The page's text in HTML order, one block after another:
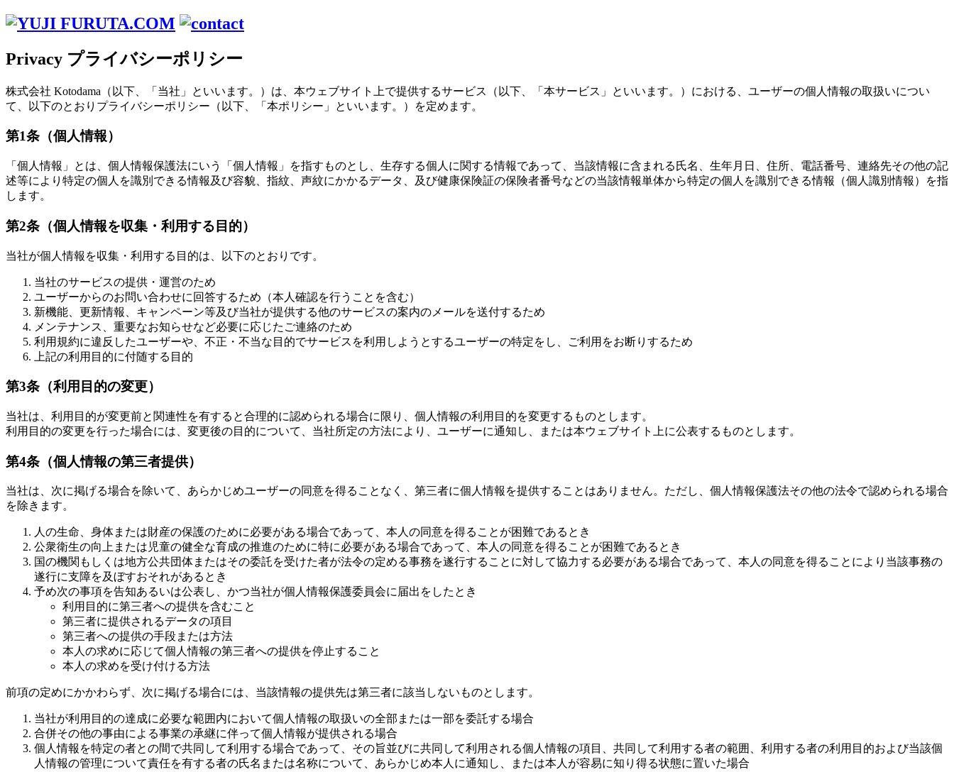
Privacy プライバシーポリシー
株式会社 Kotodama（以下、「当社」といいます。）は、本ウェブサイト上で提供するサービス（以下、「本サービス」といいます。）における、ユーザーの個人情報の取扱いについ
て、以下のとおりプライバシーポリシー（以下、「本ポリシー」といいます。）を定めます。
第1条（個人情報）
「個人情報」とは、個人情報保護法にいう「個人情報」を指すものとし、生存する個人に関する情報であって、当該情報に含まれる氏名、生年月日、住所、電話番号、連絡先その他の記
述等により特定の個人を識別できる情報及び容貌、指紋、声紋にかかるデータ、及び健康保険証の保険者番号などの当該情報単体から特定の個人を識別できる情報（個人識別情報）を指
します。
第2条（個人情報を収集・利用する目的）
当社が個人情報を収集・利用する目的は、以下のとおりです。
当社のサービスの提供・運営のため
ユーザーからのお問い合わせに回答するため（本人確認を行うことを含む）
新機能、更新情報、キャンペーン等及び当社が提供する他のサービスの案内のメールを送付するため
メンテナンス、重要なお知らせなど必要に応じたご連絡のため
利用規約に違反したユーザーや、不正・不当な目的でサービスを利用しようとするユーザーの特定をし、ご利用をお断りするため
上記の利用目的に付随する目的
第3条（利用目的の変更）
当社は、利用目的が変更前と関連性を有すると合理的に認められる場合に限り、個人情報の利用目的を変更するものとします。
利用目的の変更を行った場合には、変更後の目的について、当社所定の方法により、ユーザーに通知し、または本ウェブサイト上に公表するものとします。
第4条（個人情報の第三者提供）
当社は、次に掲げる場合を除いて、あらかじめユーザーの同意を得ることなく、第三者に個人情報を提供することはありません。ただし、個人情報保護法その他の法令で認められる場合
を除きます。
人の生命、身体または財産の保護のために必要がある場合であって、本人の同意を得ることが困難であるとき
公衆衛生の向上または児童の健全な育成の推進のために特に必要がある場合であって、本人の同意を得ることが困難であるとき
国の機関もしくは地方公共団体またはその委託を受けた者が法令の定める事務を遂行することに対して協力する必要がある場合であって、本人の同意を得ることにより当該事務の
遂行に支障を及ぼすおそれがあるとき
予め次の事項を告知あるいは公表し、かつ当社が個人情報保護委員会に届出をしたとき
利用目的に第三者への提供を含むこと
第三者に提供されるデータの項目
第三者への提供の手段または方法
本人の求めに応じて個人情報の第三者への提供を停止すること
本人の求めを受け付ける方法
前項の定めにかかわらず、次に掲げる場合には、当該情報の提供先は第三者に該当しないものとします。
当社が利用目的の達成に必要な範囲内において個人情報の取扱いの全部または一部を委託する場合
合併その他の事由による事業の承継に伴って個人情報が提供される場合
個人情報を特定の者との間で共同して利用する場合であって、その旨並びに共同して利用される個人情報の項目、共同して利用する者の範囲、利用する者の利用目的および当該個
人情報の管理について責任を有する者の氏名または名称について、あらかじめ本人に通知し、または本人が容易に知り得る状態に置いた場合